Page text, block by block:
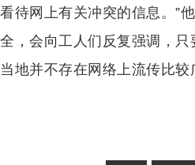
看待网上有关冲突的信息。”
全，会向工人们反复强调，
当地并不存在网络上流传比较